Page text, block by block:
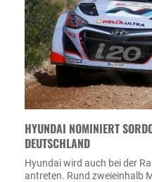
HYUNDAI NOMINIERT
DEUTSCHLAND
Hyundai wird auch bei der
antreten. Rund zweieinhalb